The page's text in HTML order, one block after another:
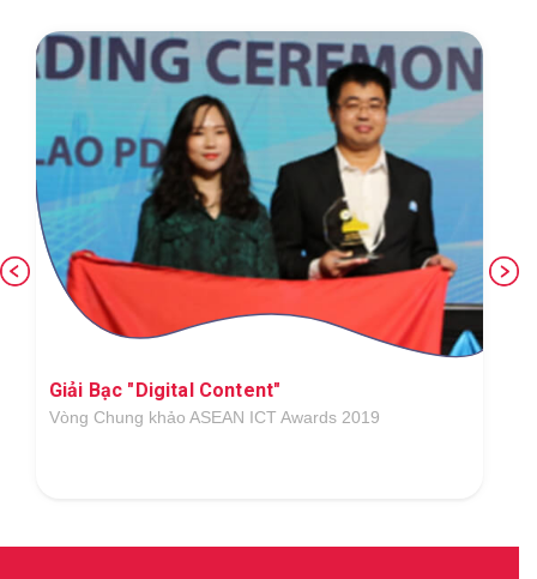
Giải Bạc "Digital Content"
Vòng Chung khảo ASEAN ICT Awards 2019